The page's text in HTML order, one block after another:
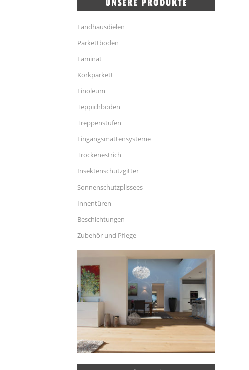
Landhausdielen
Parkettböden
Laminat
Korkparkett
Linoleum
Teppichböden
Treppenstufen
Eingangsmattensysteme
Trockenestrich
Insektenschutzgitter
Sonnenschutzplissees
Innentüren
Beschichtungen
Zubehör und Pflege